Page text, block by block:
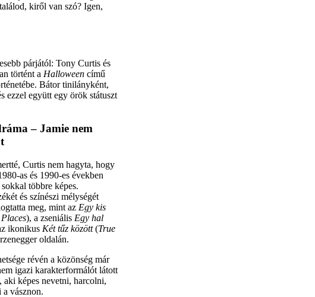
kiről van szó? Igen,
párjától: Tony Curtis és
történt a Halloweencímű
Bátor tinilányként,
ezzel együtt egy örök státuszt
– Jamie nem
Curtis nem hagyta, hogy
as és 1990-es években
többre képes.
és színészi mélységét
meg, mint az Egy kis
), a zseniális Egy hal
ikonikus Két tűz között(True
oldalán.
révén a közönség már
igazi karakterformálót látott
aki képes nevetni, harcolni,
a vásznon.